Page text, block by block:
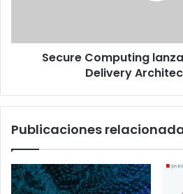
Secure Computing
Delivery
Publicaciones